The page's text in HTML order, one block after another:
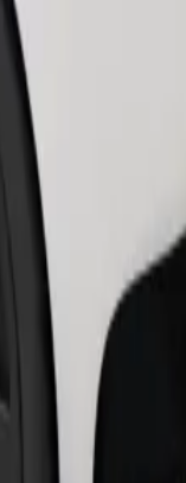
einer Decke oder